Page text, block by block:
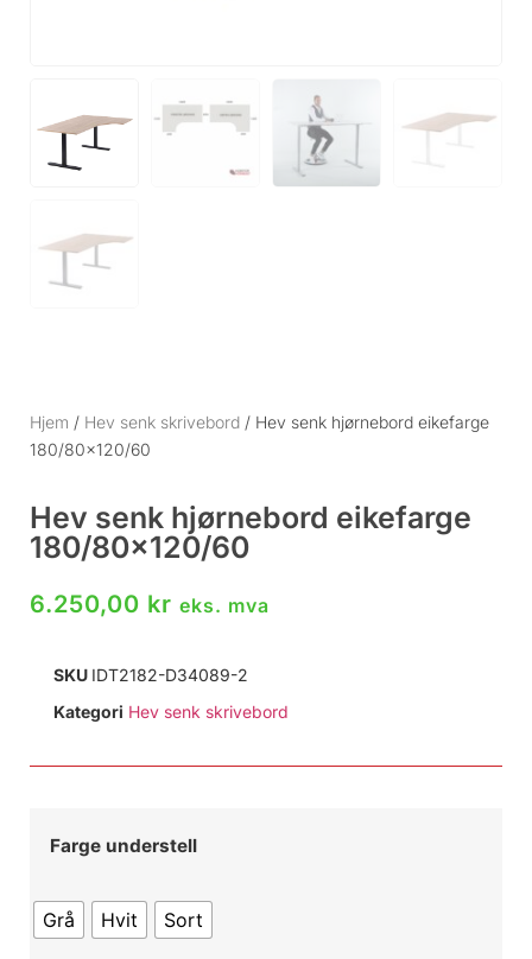
Hjem / Hev senk skrivebord / Hev senk hjørnebord eikefarge
180/80×120/60
Hev senk hjørnebord eikefarge
180/80×120/60
6.250,00 kr eks. mva
SKU IDT2182-D34089-2
Kategori Hev senk skrivebord
Farge understell
Grå Hvit Sort